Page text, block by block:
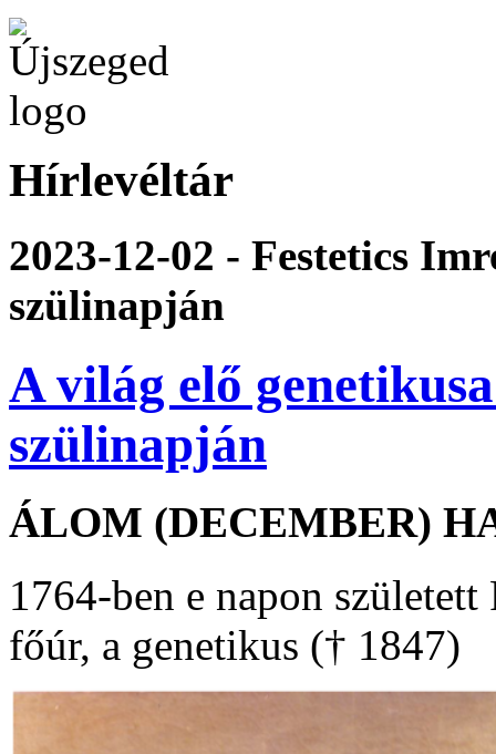
Hírlevéltár
2023-12-02 - Festetics
szülinapján
A világ elő
szülinapján
ÁLOM (DECEMBER)
1764-ben e napon
főúr, a genetikus († 1847)